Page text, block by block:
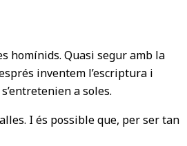
homínids. Quasi segur amb la
inventem l’escriptura i
a soles.
I és possible que, per ser tan